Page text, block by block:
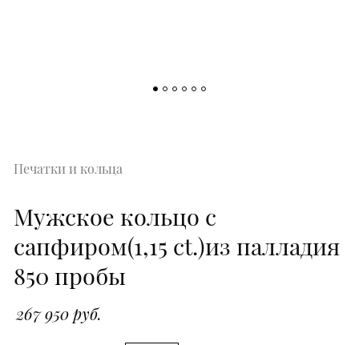
Печатки и кольца
Мужское кольцо с
сапфиром(1,15 ct.)из палладия
850 пробы
267 950 руб.